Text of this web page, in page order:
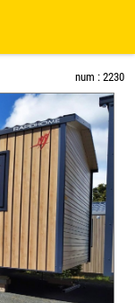
num : 2230